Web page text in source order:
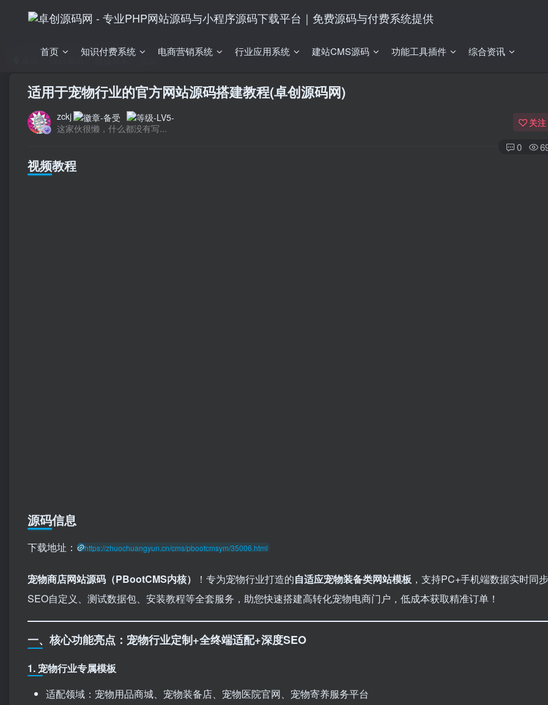
首页 知识付费系统 电商营销系统 行业应用系统 建站CMS源码 功能工具插件 综合资讯
综合资讯 教程合集
适用于宠物行业的官方网站源码搭建教程(卓创源码网)
zckj
这家伙很懒，什么都没有写...
关注
0
视频教程
源码信息
下载地址： https://zhuochuangyun.cn/cms/pbootcmsym/35006.html
宠物商店网站源码 （PBootCMS内核）​ ！专为宠物行业打造的自适应宠物装备类网站模板 ，支持PC+手机端数据实时同
SEO自定义、测试数据包、安装教程等全套服务，助您快速搭建高转化宠物电商门户，低成本获取精准订单！
一、核心功能亮点：宠物行业定制+全终端适配+深度SEO
1. ​ 宠物行业专属模板
适配领域：宠物用品商城、宠物装备店、宠物医院官网、宠物寄养服务平台